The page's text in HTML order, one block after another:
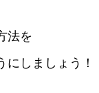
法を
しましょう！